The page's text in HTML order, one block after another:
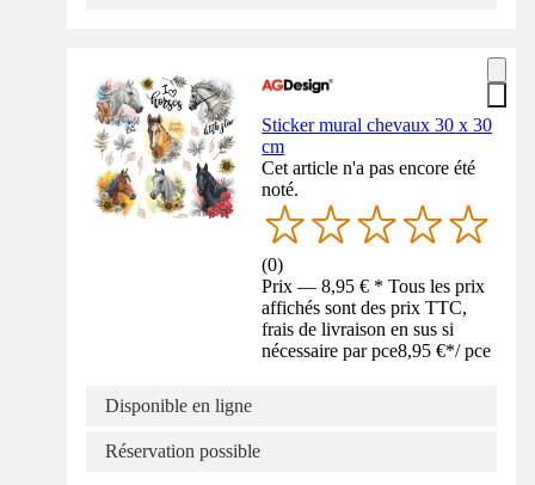
Sticker mural chevaux 30 x 30
cm
Cet article n'a pas encore été
noté.
(0)
Prix — 8,95 € * Tous les prix
affichés sont des prix TTC,
frais de livraison en sus si
nécessaire par pce8,95 €*/ pce
Disponible en ligne
Réservation possible